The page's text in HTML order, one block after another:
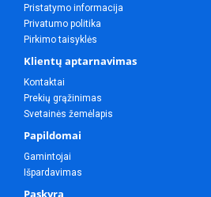
Pristatymo informacija
Privatumo politika
Pirkimo taisyklės
Klientų aptarnavimas
Kontaktai
Prekių grąžinimas
Svetainės žemėlapis
Papildomai
Gamintojai
Išpardavimas
Paskyra